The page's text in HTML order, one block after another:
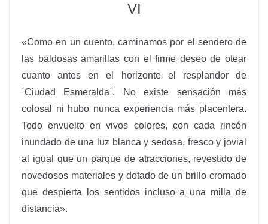
VI
«Como en un cuento, caminamos por el sendero de
las baldosas amarillas con el firme deseo de otear
cuanto antes en el horizonte el resplandor de
΄Ciudad Esmeralda΄. No existe sensación más
colosal ni hubo nunca experiencia más placentera.
Todo envuelto en vivos colores, con cada rincón
inundado de una luz blanca y sedosa, fresco y jovial
al igual que un parque de atracciones, revestido de
novedosos materiales y dotado de un brillo cromado
que despierta los sentidos incluso a una milla de
distancia».